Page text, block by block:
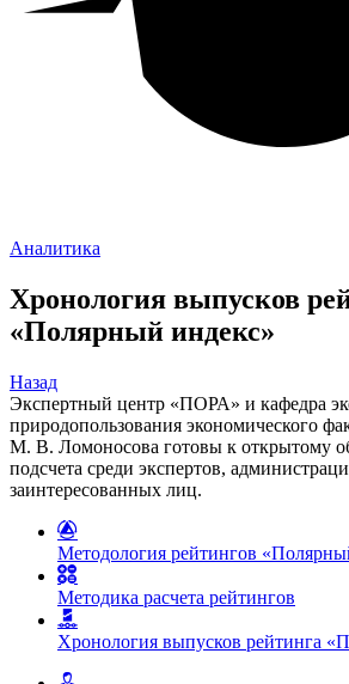
Аналитика
Хронология выпусков
«Полярный индекс»
Назад
Экспертный центр «ПОРА» и кафедра
природопользования экономического
М. В. Ломоносова готовы к открытому
подсчета среди экспертов,
заинтересованных лиц.
Методология рейтингов
Методика расчета рейтингов
Хронология выпусков рейтинга